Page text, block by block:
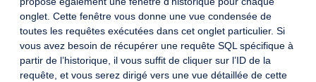
onglet. Cette fenêtre vous donne une vue condensée de
toutes les requêtes exécutées dans cet onglet particulier. Si
vous avez besoin de récupérer une requête SQL spécifique à
partir de l’historique, il vous suffit de cliquer sur l’ID de la
requête, et vous serez dirigé vers une vue détaillée de cette